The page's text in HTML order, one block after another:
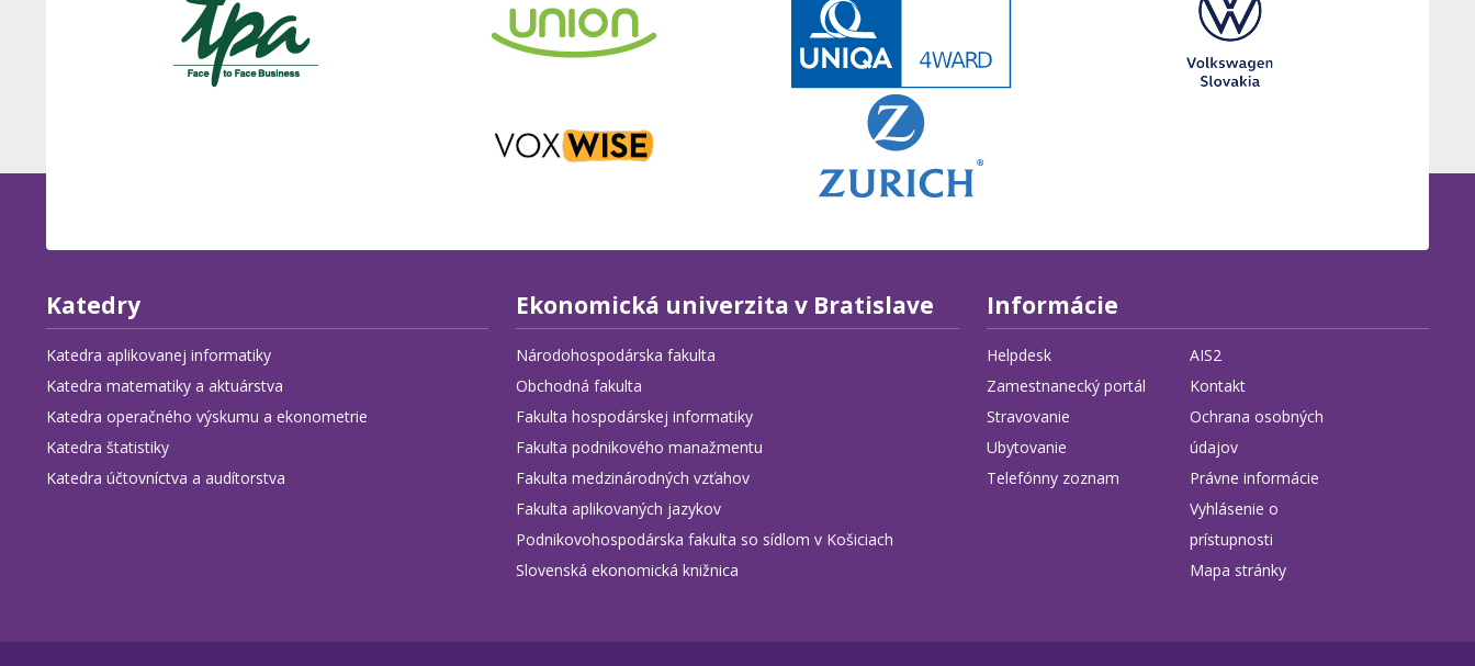
Katedry
Katedra aplikovanej informatiky
Katedra matematiky a aktuárstva
Katedra operačného výskumu a ekonometrie
Katedra štatistiky
Katedra účtovníctva a audítorstva
Ekonomická univerzita v Bratislave
Národohospodárska fakulta
Obchodná fakulta
Fakulta hospodárskej informatiky
Fakulta podnikového manažmentu
Fakulta medzinárodných vzťahov
Fakulta aplikovaných jazykov
Podnikovohospodárska fakulta so sídlom v Košiciach
Slovenská ekonomická knižnica
Informácie
Helpdesk
Zamestnanecký portál
Stravovanie
Ubytovanie
Telefónny zoznam
AIS2
Kontakt
Ochrana osobných
údajov
Právne informácie
Vyhlásenie o
prístupnosti
Mapa stránky